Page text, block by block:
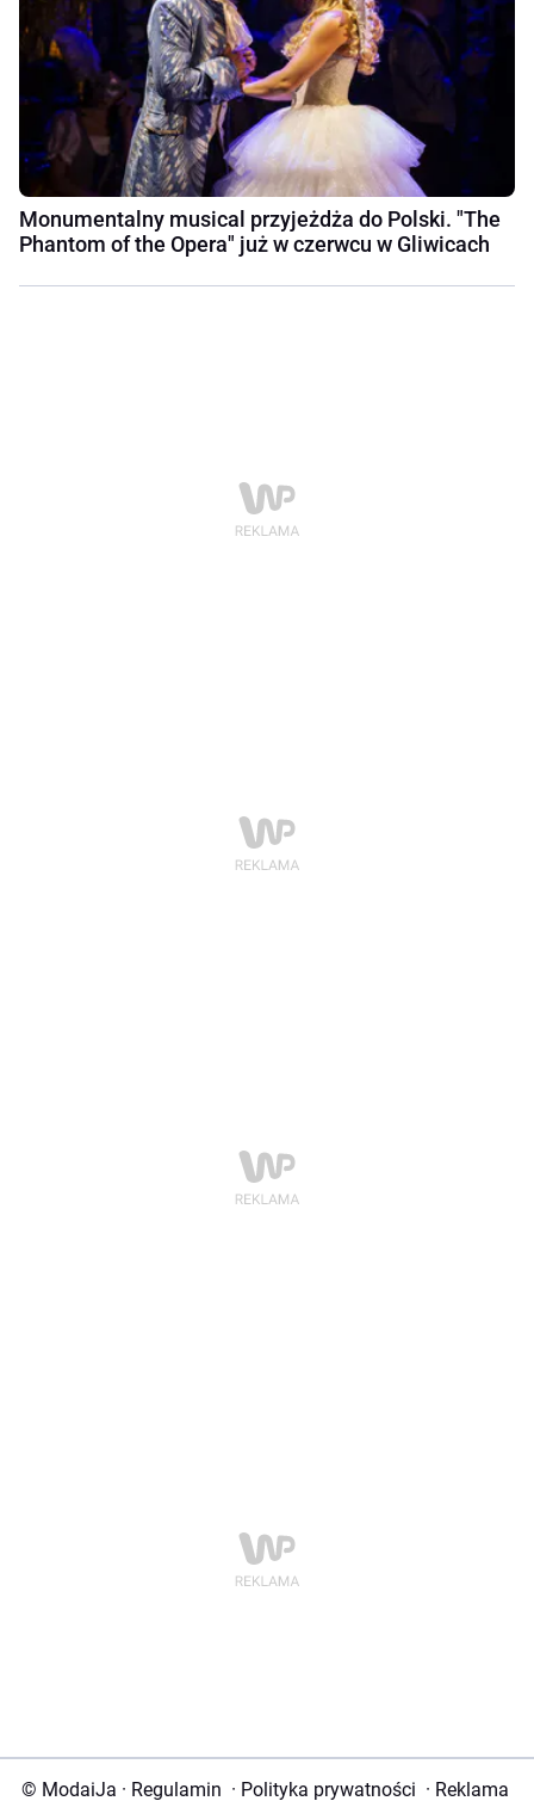
Monumentalny musical przyjeżdża do Polski. "The
Phantom of the Opera" już w czerwcu w Gliwicach
© ModaiJa · Regulamin · Polityka prywatności · Reklama